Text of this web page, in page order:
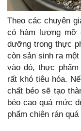
Theo các chuyên
có hàm lượng mỡ
dưỡng trong thực
còn sản sinh ra
vào đó, thực phẩm
rất khó tiêu hóa.
chất béo sẽ tạo
béo cao quá mức
phẩm chiên rán